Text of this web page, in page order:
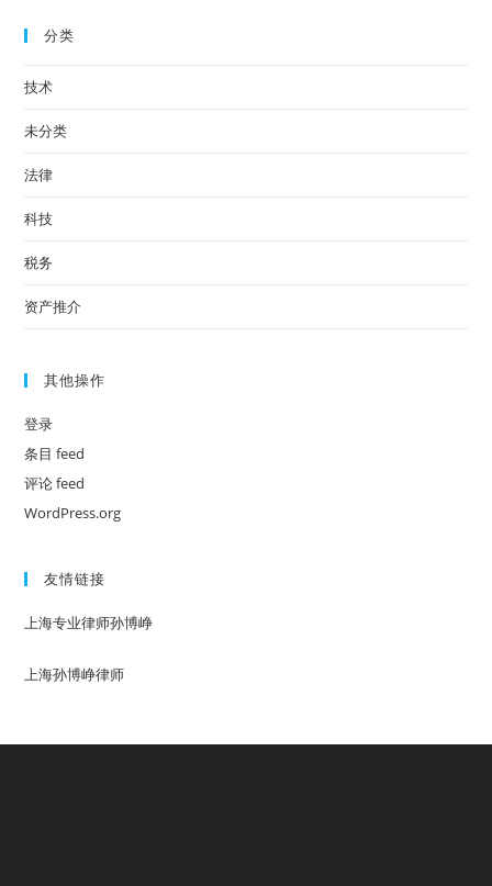
分类
技术
未分类
法律
科技
税务
资产推介
其他操作
登录
条目 feed
评论 feed
WordPress.org
友情链接
上海专业律师孙博峥
上海孙博峥律师